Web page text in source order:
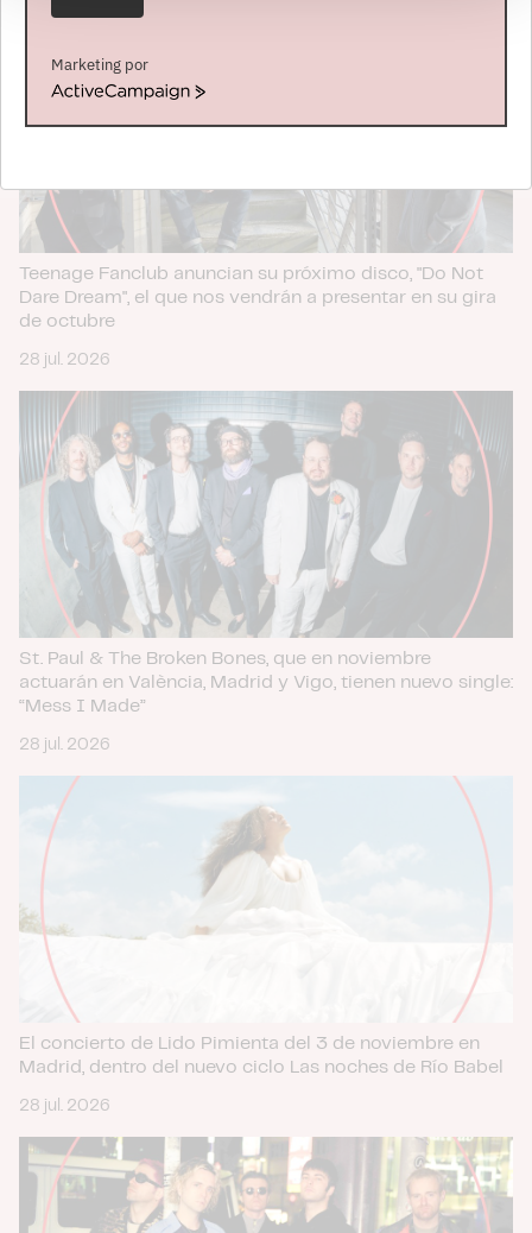
Las cookies de este sitio web se usan para personalizar
el contenido y los anuncios, ofrecer funciones de redes
web, quienes pueden combinarla con otra información
que les haya proporcionado o que hayan recopilado a
partir del uso que haya hecho de sus servicios.
Teenage Fanclub anuncian su próximo disco, "Do Not
Dare Dream", el que nos vendrán a presentar en su gira
de octubre
28 jul. 2026
St. Paul & The Broken Bones, que en noviembre
actuarán en València, Madrid y Vigo, tienen nuevo single:
“Mess I Made”
28 jul. 2026
El concierto de Lido Pimienta del 3 de noviembre en
Madrid, dentro del nuevo ciclo Las noches de Río Babel
28 jul. 2026
Marketing por
ActiveCampaign